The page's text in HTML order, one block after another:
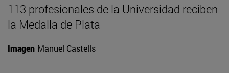
113 profesionales de la Universidad reciben
la Medalla de Plata
Imagen Manuel Castells